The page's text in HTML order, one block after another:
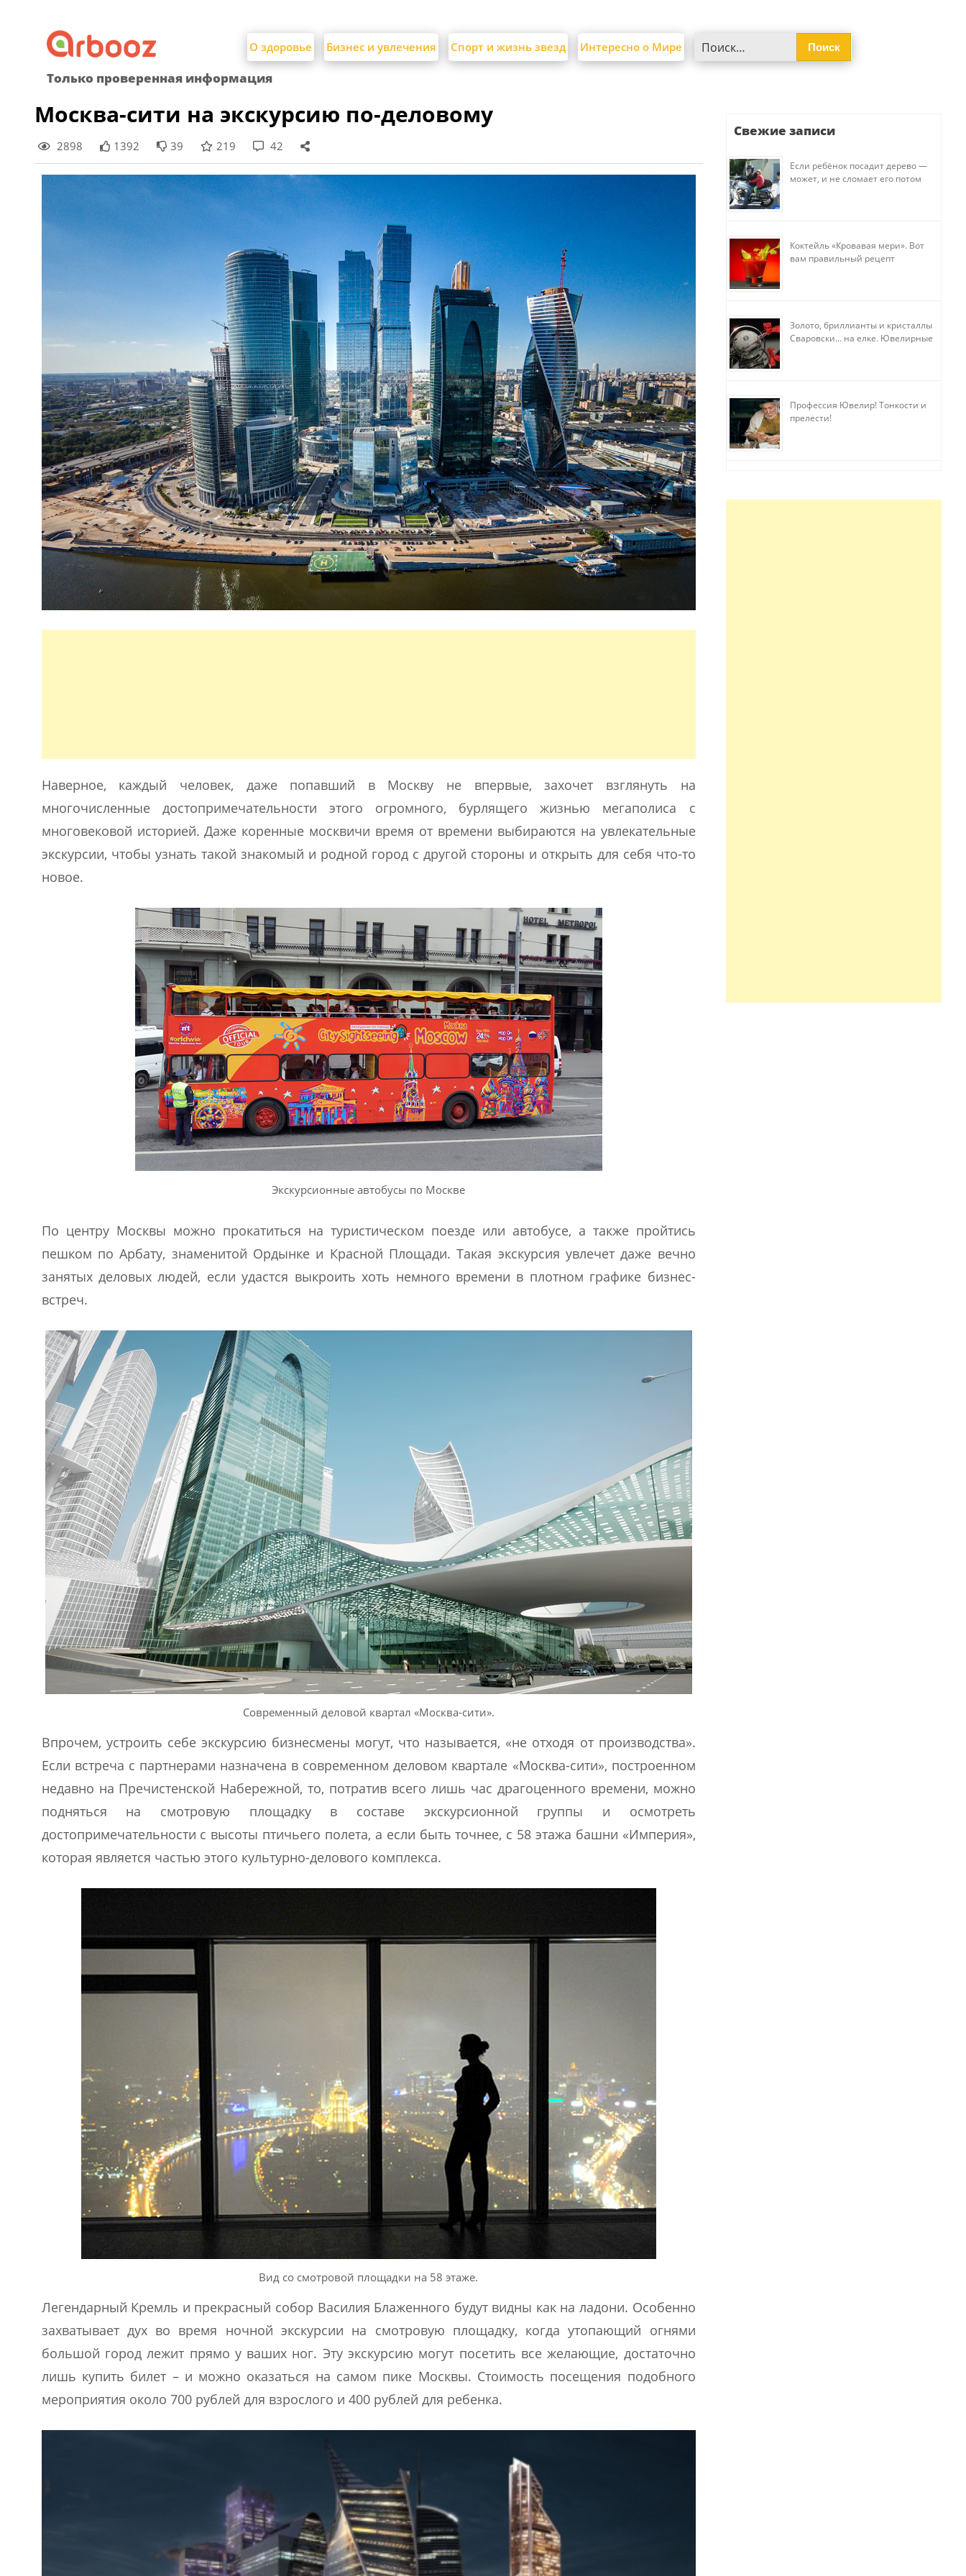
content
О здоровье Бизнес и увлечения Спорт и жизнь звезд Интересно о Мире
Только проверенная информация
Москва-сити на экскурсию по-деловому
2898 1392 39 219 42
Наверное, каждый человек, даже попавший в Москву не впервые, захочет взглянуть на
многочисленные достопримечательности этого огромного, бурлящего жизнью мегаполиса с
многовековой историей. Даже коренные москвичи время от времени выбираются на увлекательные
экскурсии, чтобы узнать такой знакомый и родной город с другой стороны и открыть для себя что-то
новое.
Экскурсионные автобусы по Москве
По центру Москвы можно прокатиться на туристическом поезде или автобусе, а также пройтись
пешком по Арбату, знаменитой Ордынке и Красной Площади. Такая экскурсия увлечет даже вечно
занятых деловых людей, если удастся выкроить хоть немного времени в плотном графике бизнес-
встреч.
Современный деловой квартал «Москва-сити».
Впрочем, устроить себе экскурсию бизнесмены могут, что называется, «не отходя от производства».
Если встреча с партнерами назначена в современном деловом квартале «Москва-сити», построенном
недавно на Пречистенской Набережной, то, потратив всего лишь час драгоценного времени, можно
подняться на смотровую площадку в составе экскурсионной группы и осмотреть
достопримечательности с высоты птичьего полета, а если быть точнее, с 58 этажа башни «Империя»,
которая является частью этого культурно-делового комплекса.
Вид со смотровой площадки на 58 этаже.
Легендарный Кремль и прекрасный собор Василия Блаженного будут видны как на ладони. Особенно
захватывает дух во время ночной экскурсии на смотровую площадку, когда утопающий огнями
большой город лежит прямо у ваших ног. Эту экскурсию могут посетить все желающие, достаточно
лишь купить билет – и можно оказаться на самом пике Москвы. Стоимость посещения подобного
мероприятия около 700 рублей для взрослого и 400 рублей для ребенка.
Свежие записи
Если ребёнок посадит дерево —
может, и не сломает его потом
Коктейль «Кровавая мери». Вот
вам правильный рецепт
Золото, бриллианты и кристаллы
Сваровски… на елке. Ювелирные
Профессия Ювелир! Тонкости и
прелести!